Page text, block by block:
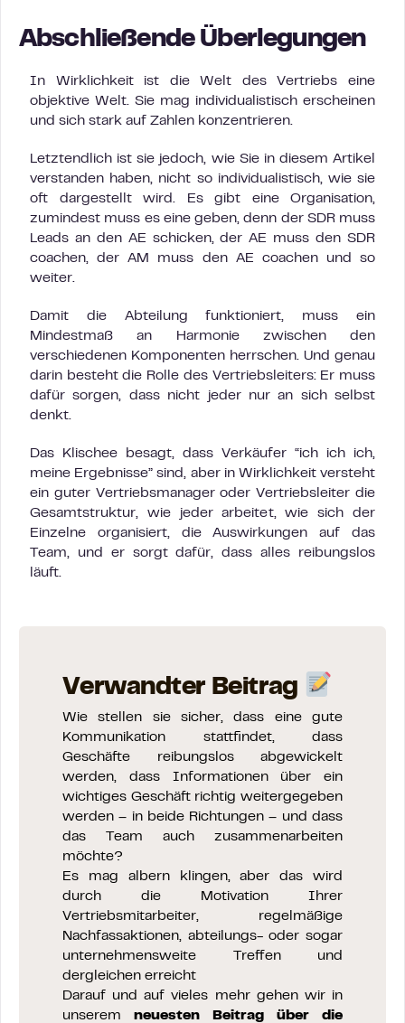
Abschließende Überlegungen
In Wirklichkeit ist die Welt des Vertriebs eine
objektive Welt. Sie mag individualistisch erscheinen
und sich stark auf Zahlen konzentrieren.
Letztendlich ist sie jedoch, wie Sie in diesem Artikel
verstanden haben, nicht so individualistisch, wie sie
oft dargestellt wird. Es gibt eine Organisation,
zumindest muss es eine geben, denn der SDR muss
Leads an den AE schicken, der AE muss den SDR
coachen, der AM muss den AE coachen und so
weiter.
Damit die Abteilung funktioniert, muss ein
Mindestmaß an Harmonie zwischen den
verschiedenen Komponenten herrschen. Und genau
darin besteht die Rolle des Vertriebsleiters: Er muss
dafür sorgen, dass nicht jeder nur an sich selbst
denkt.
Das Klischee besagt, dass Verkäufer “ich ich ich,
meine Ergebnisse” sind, aber in Wirklichkeit versteht
ein guter Vertriebsmanager oder Vertriebsleiter die
Gesamtstruktur, wie jeder arbeitet, wie sich der
Einzelne organisiert, die Auswirkungen auf das
Team, und er sorgt dafür, dass alles reibungslos
läuft.
Verwandter Beitrag
Wie stellen sie sicher, dass eine gute
Kommunikation stattfindet, dass
Geschäfte reibungslos abgewickelt
werden, dass Informationen über ein
wichtiges Geschäft richtig weitergegeben
werden – in beide Richtungen – und dass
das Team auch zusammenarbeiten
möchte?
Es mag albern klingen, aber das wird
durch die Motivation Ihrer
Vertriebsmitarbeiter, regelmäßige
Nachfassaktionen, abteilungs- oder sogar
unternehmensweite Treffen und
dergleichen erreicht
Darauf und auf vieles mehr gehen wir in
unserem neuesten Beitrag über die